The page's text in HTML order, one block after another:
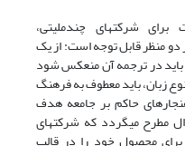
شرکت‏های چندملیتی،
دو منظر قابل توجه است: از یک
باید در ترجمه آن منعکس شود
زبان، باید معطوف به فرهنگ
حاکم بر جامعه هدف
مطرح می‏گردد که شرکت‏های